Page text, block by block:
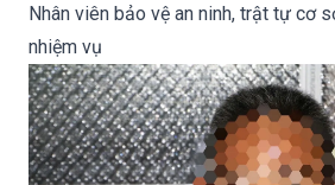
Tin địa phương
Nhân viên bảo vệ an ninh, trật tự cơ
nhiệm vụ